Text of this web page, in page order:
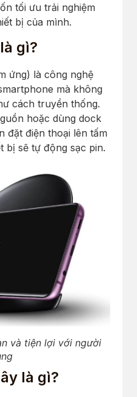
tối ưu trải nghiệm
bị của mình.
gì?
ứng) là công nghệ
mà không
cách truyền thống.
hoặc dùng dock
đặt điện thoại lên tấm
bị sẽ tự động sạc pin.
và tiện lợi với người
là gì?